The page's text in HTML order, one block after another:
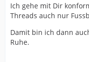
Ich gehe mit Dir
Threads auch nur
Damit bin ich dann
Ruhe.